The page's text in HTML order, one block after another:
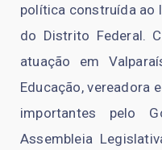
política construída ao
do Distrito Federal.
atuação em
Educação, vereadora
importantes pelo
Assembleia